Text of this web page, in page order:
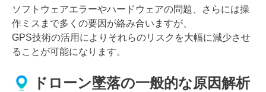
ソフトウェアエラーやハードウェアの問題、さらには操
作ミスまで多くの要因が絡み合いますが、
GPS技術の活用によりそれらのリスクを大幅に減少させ
ることが可能になります。
ドローン墜落の一般的な原因解析